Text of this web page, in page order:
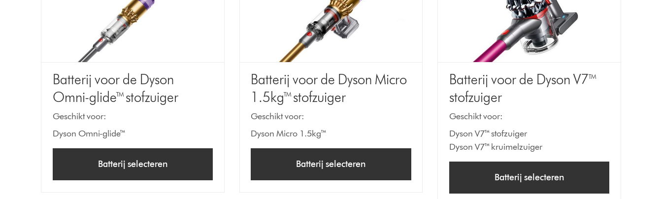
Batterij voor de Dyson
Omni-glide™ stofzuiger
Geschikt voor:
Dyson Omni-glide™
Batterij selecteren
Batterij voor de Dyson Micro
1.5kg™ stofzuiger
Geschikt voor:
Dyson Micro 1.5kg™
Batterij selecteren
Batterij voor de Dyson V7™
stofzuiger
Geschikt voor:
Dyson V7™ stofzuiger
Dyson V7™ kruimelzuiger
Batterij selecteren